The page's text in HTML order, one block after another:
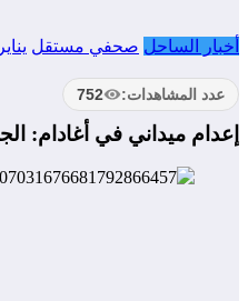
أخبار الساحل صحفي مستقل يناير 22, 2025
عدد المشاهدات: 752
إعدام ميداني في أغادام: